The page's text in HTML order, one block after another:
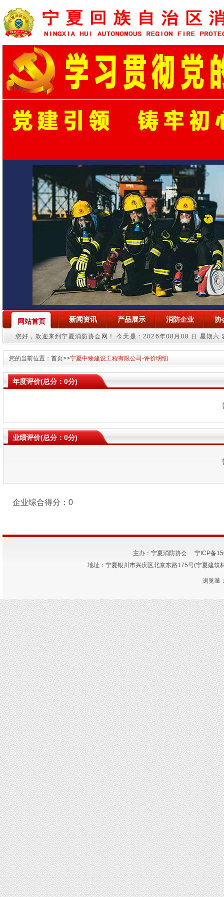
网站首页 新闻资讯 产品展示 消防企业 协
您好，欢迎来到宁夏消防协会网！今天是：2026年08月08 日 星期六
您的当前位置：首页>>宁夏中臻建设工程有限公司-评价明细
年度评价(总分：0分)
业绩评价(总分：0分)
企业综合得分：0
主办：宁夏消防协会宁ICP备
地址：宁夏银川市兴庆区北京东路175号(宁夏
浏览量